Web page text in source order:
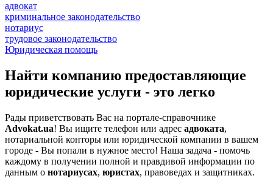
адвокат
криминальное законодательство
нотариус
трудовое законодательство
Юридическая помощь
Найти компанию предоставляющие
юридические услуги - это легко
Рады приветствовать Вас на портале-справочнике
Advokat.ua! Вы ищите телефон или адрес адвоката,
нотариальной конторы или юридической компании в вашем
городе - Вы попали в нужное место! Наша задача - помочь
каждому в получении полной и правдивой информации по
данным о нотариусах, юристах, правоведах и защитниках.